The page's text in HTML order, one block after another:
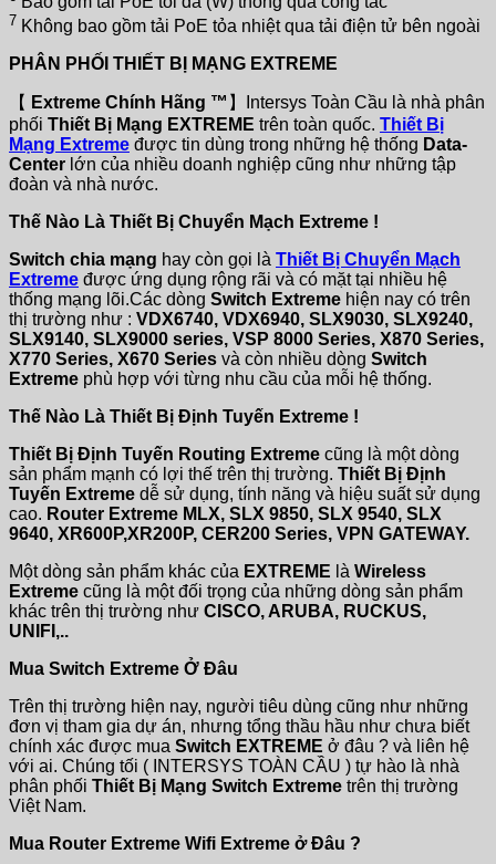
7 Không bao gồm tải PoE tỏa nhiệt qua tải điện tử bên ngoài
PHÂN PHỐI THIẾT BỊ MẠNG EXTREME
【 Extreme Chính Hãng ™ 】Intersys Toàn Cầu là nhà phân
phối Thiết Bị Mạng EXTREME trên toàn quốc. Thiết Bị
Mạng Extreme được tin dùng trong những hệ thống Data-
Center lớn của nhiều doanh nghiệp cũng như những tập
đoàn và nhà nước.
Thế Nào Là Thiết Bị Chuyển Mạch Extreme !
Switch chia mạng hay còn gọi là Thiết Bị Chuyển Mạch
Extreme được ứng dụng rộng rãi và có mặt tại nhiều hệ
thống mạng lõi.Các dòng Switch Extreme hiện nay có trên
thị trường như : VDX6740, VDX6940, SLX9030, SLX9240,
SLX9140, SLX9000 series, VSP 8000 Series, X870 Series,
X770 Series, X670 Series và còn nhiều dòng Switch
Extreme phù hợp với từng nhu cầu của mỗi hệ thống.
Thế Nào Là Thiết Bị Định Tuyến Extreme !
Thiết Bị Định Tuyến Routing Extreme cũng là một dòng
sản phẩm mạnh có lợi thế trên thị trường. Thiết Bị Định
Tuyến Extreme dễ sử dụng, tính năng và hiệu suất sử dụng
cao. Router Extreme MLX, SLX 9850, SLX 9540, SLX
9640, XR600P,XR200P, CER200 Series, VPN GATEWAY.
Một dòng sản phẩm khác của EXTREME là Wireless
Extreme cũng là một đối trọng của những dòng sản phẩm
khác trên thị trường như CISCO, ARUBA, RUCKUS,
UNIFI,..
Mua Switch Extreme Ở Đâu
Trên thị trường hiện nay, người tiêu dùng cũng như những
đơn vị tham gia dự án, nhưng tổng thầu hầu như chưa biết
chính xác được mua Switch EXTREME ở đâu ? và liên hệ
với ai. Chúng tối ( INTERSYS TOÀN CẦU ) tự hào là nhà
phân phối Thiết Bị Mạng Switch Extreme trên thị trường
Việt Nam.
Mua Router Extreme Wifi Extreme ở Đâu ?